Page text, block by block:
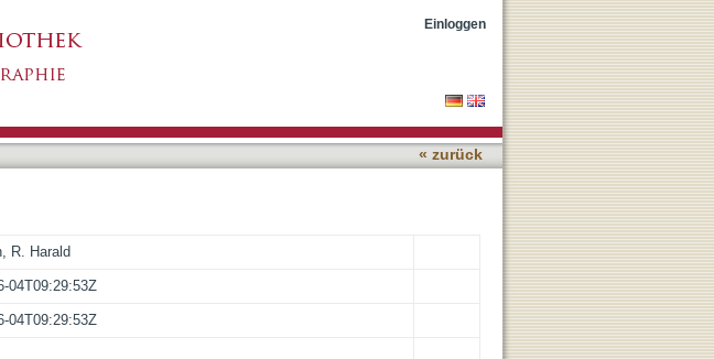
Einloggen
« zurück
R. Harald
04T09:29:53Z
04T09:29:53Z